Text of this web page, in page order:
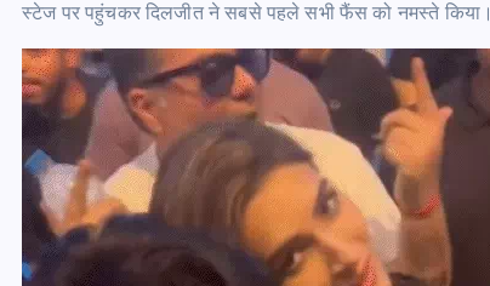
स्टेज पर पहुंचकर दिलजीत ने सबसे पहले सभी फैंस को नमस्ते किया।